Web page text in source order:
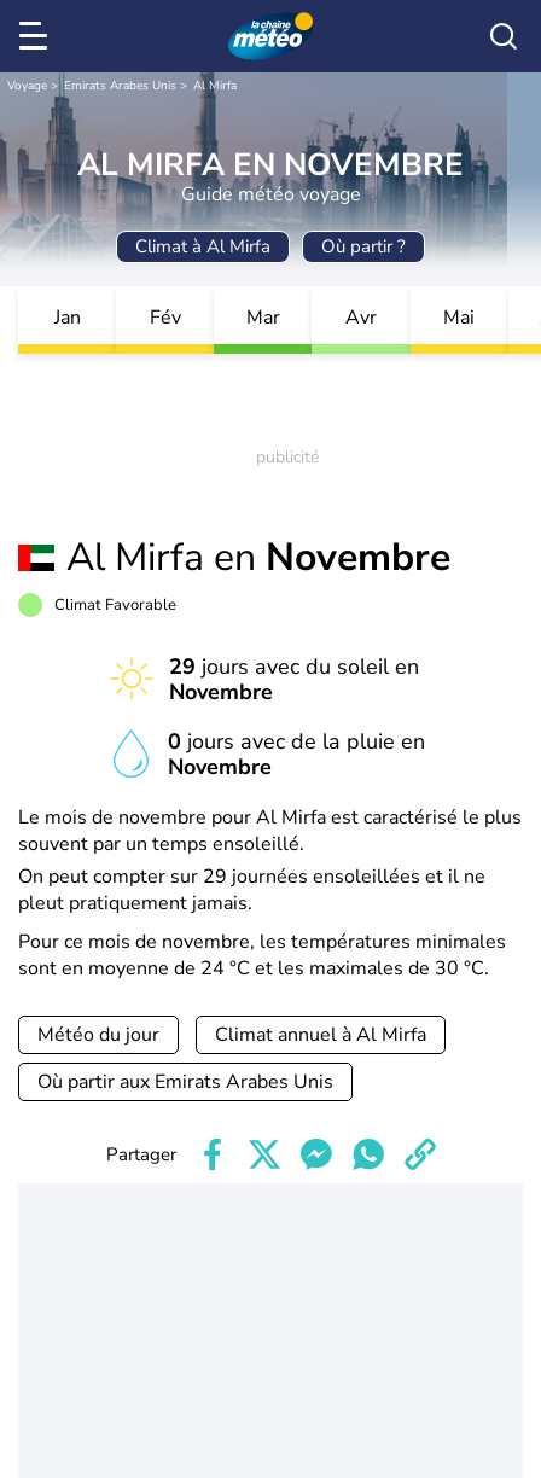
Voyage Emirats Arabes Unis Al Mirfa
AL MIRFA EN NOVEMBRE
Guide météo voyage
Climat à Al Mirfa Où partir ?
Jan Fév Mar Avr Mai
Al Mirfa en Novembre
Climat Favorable
29 jours avec du soleil en
Novembre
0 jours avec de la pluie en
Novembre
Le mois de novembre pour Al Mirfa est caractérisé le plus
souvent par un temps ensoleillé.
On peut compter sur 29 journées ensoleillées et il ne
pleut pratiquement jamais.
Pour ce mois de novembre, les températures minimales
sont en moyenne de 24 °C et les maximales de 30 °C.
Météo du jour
Climat annuel à Al Mirfa
Où partir aux Emirats Arabes Unis
Partager